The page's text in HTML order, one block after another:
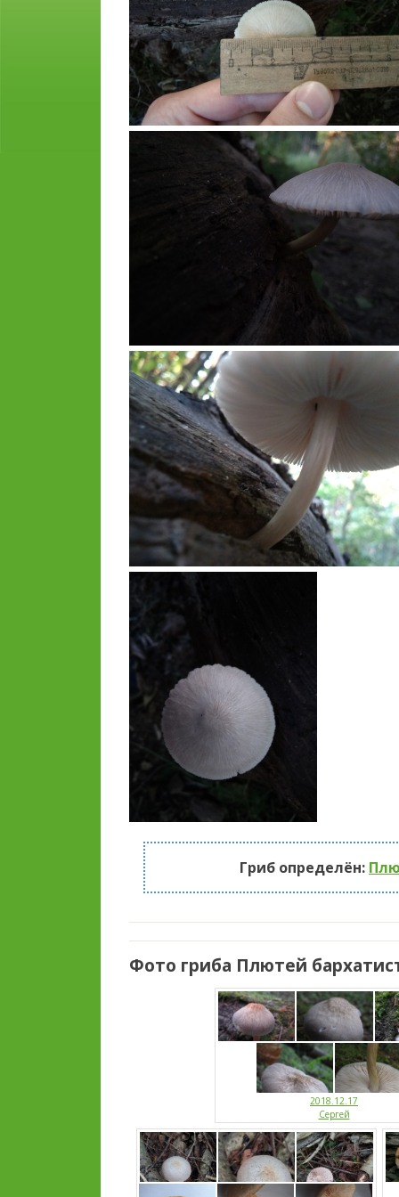
Гриб определён:
Фото гриба Плютей
2018.12.17
Сергей